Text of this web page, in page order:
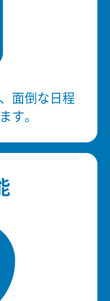
面倒な日程
す。